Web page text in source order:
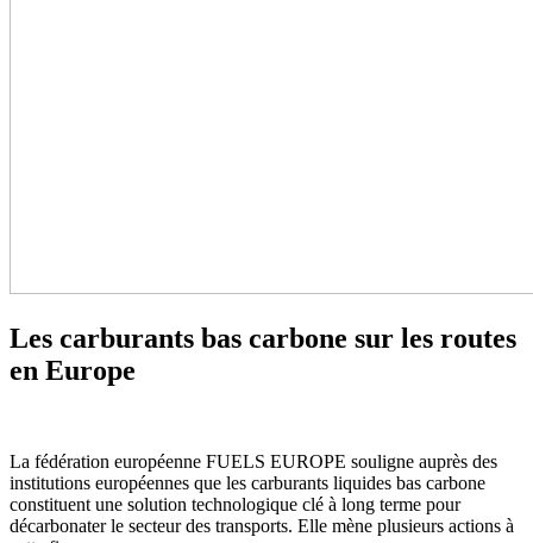
Les carburants bas carbone sur les routes
en Europe
La fédération européenne FUELS EUROPE souligne auprès des
institutions européennes que les carburants liquides bas carbone
constituent une solution technologique clé à long terme pour
décarbonater le secteur des transports. Elle mène plusieurs actions à